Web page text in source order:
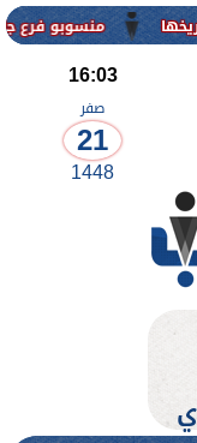
فرع جامعة الأزهر
16:03
صفر
21
1448